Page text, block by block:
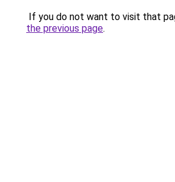
If you do not want to visit that
the previous page.